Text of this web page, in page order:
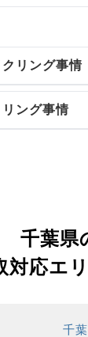
リング事情
ング事情
千葉県
対応エ
千